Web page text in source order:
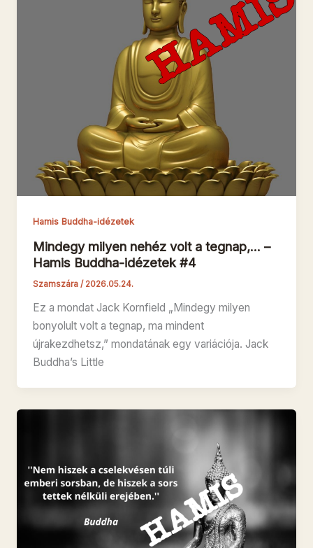
Hamis Buddha-idézetek
Mindegy milyen nehéz volt a tegnap,… –
Hamis Buddha-idézetek #4
Szamszára/ 2026.05.24.
Ez a mondat Jack Kornfield „Mindegy milyen
bonyolult volt a tegnap, ma mindent
újrakezdhetsz,” mondatának egy variációja. Jack
Buddha’s Little